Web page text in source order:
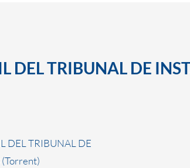
DEL TRIBUNAL DE
DEL TRIBUNAL DE
(Torrent)